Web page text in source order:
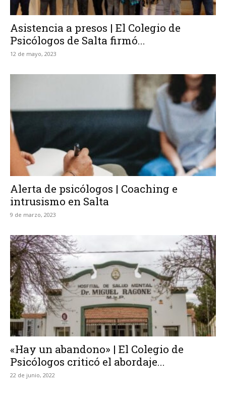
Asistencia a presos | El Colegio de
Psicólogos de Salta firmó...
12 de mayo, 2023
Alerta de psicólogos | Coaching e
intrusismo en Salta
9 de marzo, 2023
«Hay un abandono» | El Colegio de
Psicólogos criticó el abordaje...
22 de junio, 2022